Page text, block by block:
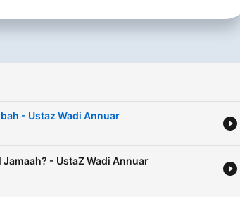
production.
- Ustaz Wadi Annuar
Jamaah? - UstaZ Wadi Annuar